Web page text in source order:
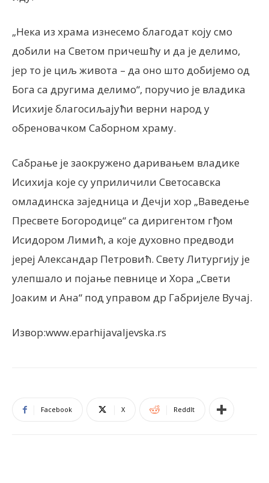
„Нека из храма изнесемо благодат коју смо
добили на Светом причешћу и да је делимо,
јер то је циљ живота – да оно што добијемо од
Бога са другима делимо“, поручио је владика
Исихије благосиљајући верни народ у
обреновачком Саборном храму.
Сабрање је заокружено даривањем владике
Исихија које су уприличили Светосавска
омладинска заједница и Дечји хор „Ваведење
Пресвете Богородице“ са диригентом гђом
Исидором Лимић, а које духовно предводи
јереј Александар Петровић. Свету Литургију је
улепшало и појање певнице и Хора „Свети
Јоаким и Ана“ под управом др Габријеле Вучај.
Извор:www.eparhijavaljevska.rs
Facebook X ReddIt